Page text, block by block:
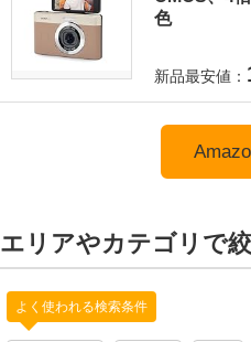
色
新品最安値：
エリアやカテゴリで
よく使われる検索条件